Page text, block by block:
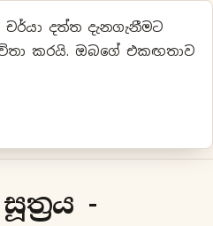
අදහස්‍...
-
දත්ත දැනගැනීමට
කරයි. ඔබගේ එකඟතාව